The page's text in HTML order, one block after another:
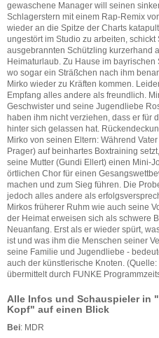
gewaschene Manager will seinen
Schlagerstern mit einem Rap-Remix
wieder an die Spitze der Charts
ungestört im Studio zu arbeiten, schickt
ausgebrannten Schützling kurzerhand
Heimaturlaub. Zu Hause im bayrischen
wo sogar ein Sträßchen nach ihm
Mirko wieder zu Kräften kommen.
Empfang alles andere als freundlich.
Geschwister und seine Jugendliebe
haben ihm nicht verziehen, dass er für
hinter sich gelassen hat.
Mirko von seinen Eltern: Während
Prager) auf beinhartes Boxtraining
seine Mutter (Gundi Ellert) einen Mini-
örtlichen Chor für einen
machen und zum Sieg führen. Die
jedoch alles andere als
Mirkos früherer Ruhm wie auch seine
der Heimat erweisen sich als schwere
Neuanfang. Erst als er wieder spürt,
ist und was ihm die Menschen seiner
seine Familie und Jugendliebe -
auch der künstlerische Knoten. (Quelle:
übermittelt durch FUNKE
Alle Infos und Schauspieler in
Kopf" auf einen Blick
Bei: MDR